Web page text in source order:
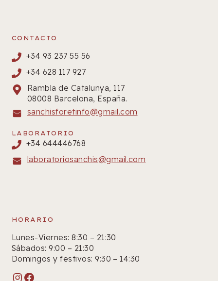
CONTACTO
+34 93 237 55 56
+34 628 117 927
Rambla de Catalunya, 117
08008 Barcelona, España.
sanchisforetinfo@gmail.com
LABORATORIO
+34 644446768
laboratoriosanchis@gmail.com
HORARIO
Lunes-Viernes: 8:30 – 21:30
Sábados: 9:00 – 21:30
Domingos y festivos: 9:30 – 14:30
Instagram
Facebook